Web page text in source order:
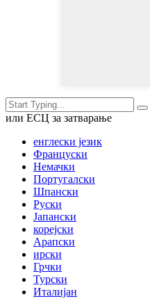
или ЕСЦ за затварање
енглески језик
Француски
Немачки
Португалски
Шпански
Руски
Јапански
корејски
Арапски
ирски
Грчки
Турски
Италијан